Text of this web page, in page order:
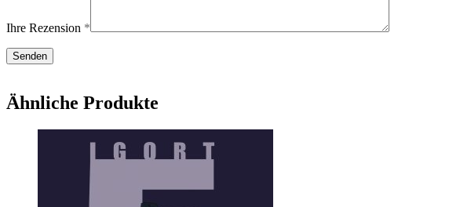
Ihre Rezension *
Ähnliche Produkte